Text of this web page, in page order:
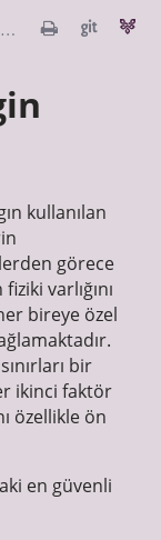
Özgür Yazılım Derneği Güvenlik Rehberi
kullanılan
görece
varlığını
bireye özel
bir
ikinci faktör
özellikle ön
en güvenli